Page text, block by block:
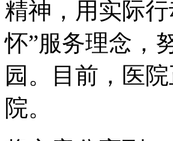
精神，用实际
怀”服务理念，
园。目前，医
院。